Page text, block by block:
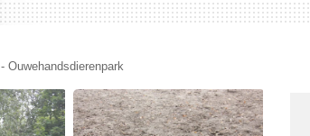
Ouwehandsdierenpark